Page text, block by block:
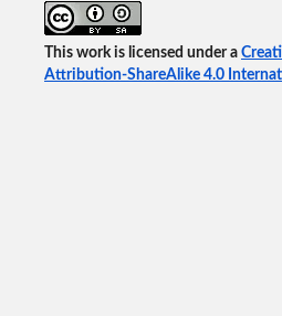
This work is licensed under a
Attribution-ShareAlike 4.0